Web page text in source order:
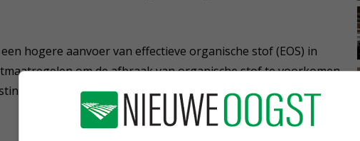
hogere aanvoer van effectieve organische stof (EOS) in
om de afbraak van organische stof te voorkomen